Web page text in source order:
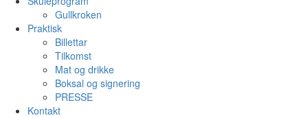
Gullkroken
Praktisk
Billettar
Tilkomst
Mat og drikke
Boksal og signering
PRESSE
Kontakt